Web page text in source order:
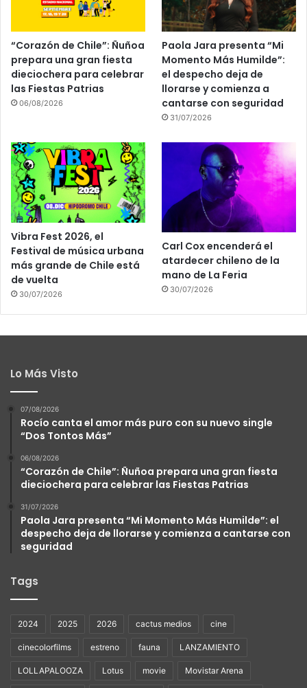
“Corazón de Chile”: Ñuñoa
prepara una gran fiesta
dieciochera para celebrar
las Fiestas Patrias
06/08/2026
Paola Jara presenta “Mi
Momento Más Humilde”:
el despecho deja de
llorarse y comienza a
cantarse con seguridad
31/07/2026
Vibra Fest 2026, el
Festival de música urbana
más grande de Chile está
de vuelta
30/07/2026
Carl Cox encenderá el
atardecer chileno de la
mano de La Feria
30/07/2026
Lo Más Visto
07/08/2026
Rocío canta el amor más puro con su nuevo single
“Dos Tontos Más”
06/08/2026
“Corazón de Chile”: Ñuñoa prepara una gran fiesta
dieciochera para celebrar las Fiestas Patrias
31/07/2026
Paola Jara presenta “Mi Momento Más Humilde”: el
despecho deja de llorarse y comienza a cantarse con
seguridad
Tags
2024 2025 2026 cactus medios cine
cinecolorfilms estreno fauna LANZAMIENTO
LOLLAPALOOZA Lotus movie Movistar Arena